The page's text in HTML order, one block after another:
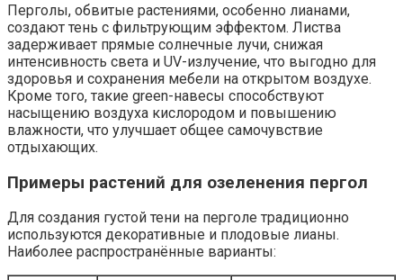
Перголы, обвитые растениями, особенно лианами,
создают тень с фильтрующим эффектом. Листва
задерживает прямые солнечные лучи, снижая
интенсивность света и UV-излучение, что выгодно для
здоровья и сохранения мебели на открытом воздухе.
Кроме того, такие green-навесы способствуют
насыщению воздуха кислородом и повышению
влажности, что улучшает общее самочувствие
отдыхающих.
Примеры растений для озеленения пергол
Для создания густой тени на перголе традиционно
используются декоративные и плодовые лианы.
Наиболее распространённые варианты: